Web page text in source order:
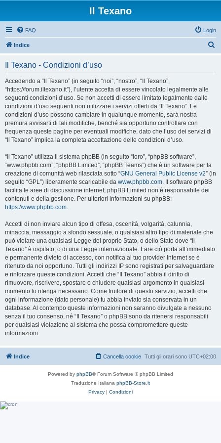
Il Texano
FAQ Login
Indice
Il Texano - Condizioni d’uso
Accedendo a “Il Texano” (in seguito “noi”, “nostro”, “Il Texano”,
“https://forum.iltexano.it”), l’utente accetta di essere vincolato legalmente alle
seguenti condizioni d’uso. Se non accetti di essere limitato legalmente dalle
condizioni d’uso seguenti non utilizzare i servizi offerti da “Il Texano”. Le
condizioni d’uso possono cambiare in qualunque momento, sarà nostra
premura avvisarti di tali modifiche, benché sia opportuno controllare con
frequenza queste pagine per eventuali modifiche, dato che l’uso dei servizi di
“Il Texano” implica la completa accettazione delle condizioni d’uso.
“Il Texano” utilizza il sistema phpBB (in seguito “loro”, “phpBB software”,
“www.phpbb.com”, “phpBB Limited”, “phpBB Teams”) che è un software per la
creazione di comunità web rilasciata sotto “GNU General Public License v2” (in
seguito “GPL”) liberamente scaricabile da www.phpbb.com. Il software phpBB
facilita le aree di discussione internet; phpBB Limited non è responsabile dei
contenuti e della gestione. Per ulteriori informazioni su phpBB:
https://www.phpbb.com.
Accetti di non inviare alcun tipo di offesa, oscenità, volgarità, calunnia,
minaccia, messaggio a sfondo sessuale, o qualsiasi altro tipo di materiale che
può violare una qualsiasi Legge del proprio Stato, o dello Stato dove “Il
Texano” è ospitato, o di una Legge internazionale. Fare ciò porta all’immediato
e permanente divieto di accesso, con notifica al tuo provider Internet se è
ritenuto da noi opportuno. Tutti gli indirizzi IP sono registrati per salvaguardare
e rinforzare queste condizioni. Accetti che “Il Texano” abbia il diritto di
rimuovere, riscrivere, spostare o chiudere qualsiasi argomento in qualsiasi
momento lo ritenga necessario. Come fruitore di questo servizio, accetti che
ogni informazione (dato personale) tu abbia inviato sia conservata in un
database. Al contempo queste informazioni non saranno divulgate a nessuno
senza il tuo consenso, né “Il Texano” o phpBB sono da ritenersi responsabili
per qualsiasi violazione al sistema che possa compromettere queste
informazioni.
Indice Tutti gli orari sono UTC+02:00
Cancella cookie
Powered by phpBB® Forum Software © phpBB Limited
Traduzione Italiana phpBB-Store.it
Privacy | Condizioni